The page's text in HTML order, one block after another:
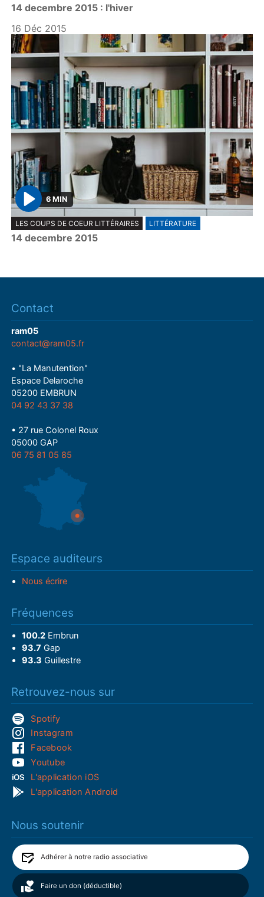
a
y
14 decembre 2015 : l'hiver
16 Déc 2015
P
l
a
6 MIN
LES COUPS DE COEUR LITTÉRAIRES LITTÉRATURE
14 decembre 2015
Contact
ram05
contact@ram05.fr
• "La Manutention"
Espace Delaroche
05200 EMBRUN
04 92 43 37 38
• 27 rue Colonel Roux
05000 GAP
06 75 81 05 85
Espace auditeurs
Nous écrire
Fréquences
100.2Embrun
93.7 Gap
93.3 Guillestre
Retrouvez-nous sur
Spotify
Instagram
Facebook
Youtube
L'application iOS
L'application Android
Nous soutenir
Adhérer à notre radio associative
Faire un don (déductible)